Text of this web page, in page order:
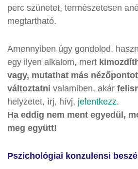
perc szünetet, természetesen
megtartható.
Amennyiben úgy gondolod,
egy ilyen alkalom, mert
vagy, mutathat más
változtatni valamiben, akár
helyzetet, írj, hívj, jelentkezz.
Ha eddig nem ment egyedül,
meg együtt!
Pszichológiai konzulensi